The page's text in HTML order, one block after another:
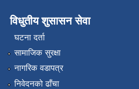
विधुतीय शुसासन सेवा
घटना दर्ता
सामाजिक सुरक्षा
नागरिक वडापत्र
निवेदनको ढाँचा